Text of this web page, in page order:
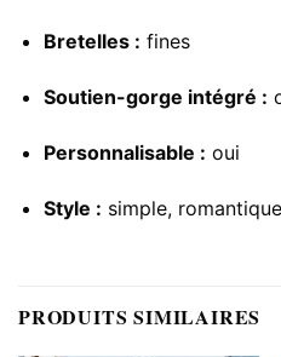
Bretelles : fines
Soutien-gorge intégré :
Personnalisable : oui
Style : simple,
PRODUITS SIMILAIRES